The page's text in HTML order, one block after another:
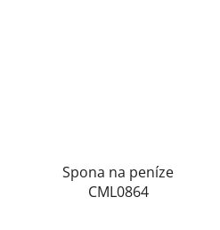
Spona na peníze
CML0864